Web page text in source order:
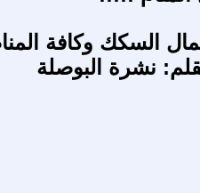
السكك وكافة
نشرة البوصلة